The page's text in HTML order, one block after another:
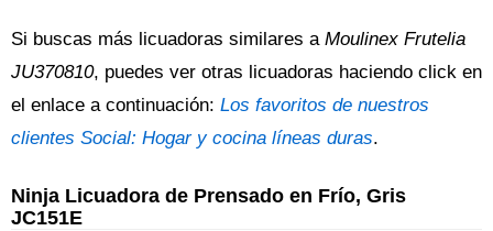
Si buscas más licuadoras similares a Moulinex Frutelia
JU370810, puedes ver otras licuadoras haciendo click en
el enlace a continuación: Los favoritos de nuestros
clientes Social: Hogar y cocina líneas duras.
Ninja Licuadora de Prensado en Frío, Gris
JC151E